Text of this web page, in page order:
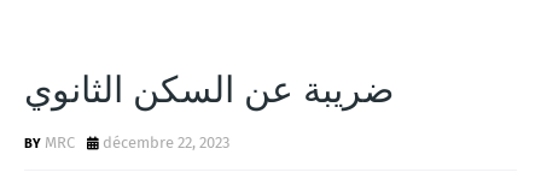
ضريبة عن السكن الثانوي
MRC décembre 22, 2023